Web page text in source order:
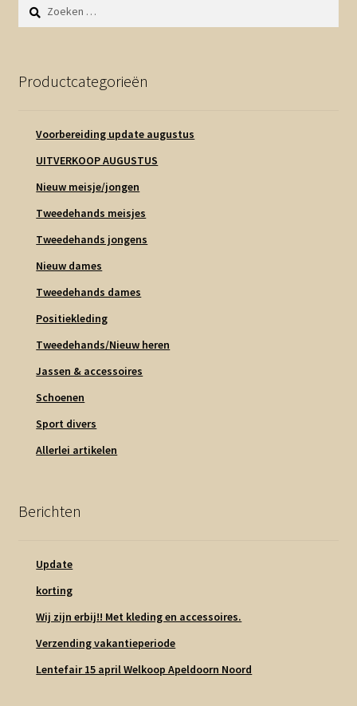
Zoeken
naar:
Productcategorieën
Voorbereiding update augustus
UITVERKOOP AUGUSTUS
Nieuw meisje/jongen
Tweedehands meisjes
Tweedehands jongens
Nieuw dames
Tweedehands dames
Positiekleding
Tweedehands/Nieuw heren
Jassen & accessoires
Schoenen
Sport divers
Allerlei artikelen
Berichten
Update
korting
Wij zijn erbij!! Met kleding en accessoires.
Verzending vakantieperiode
Lentefair 15 april Welkoop Apeldoorn Noord